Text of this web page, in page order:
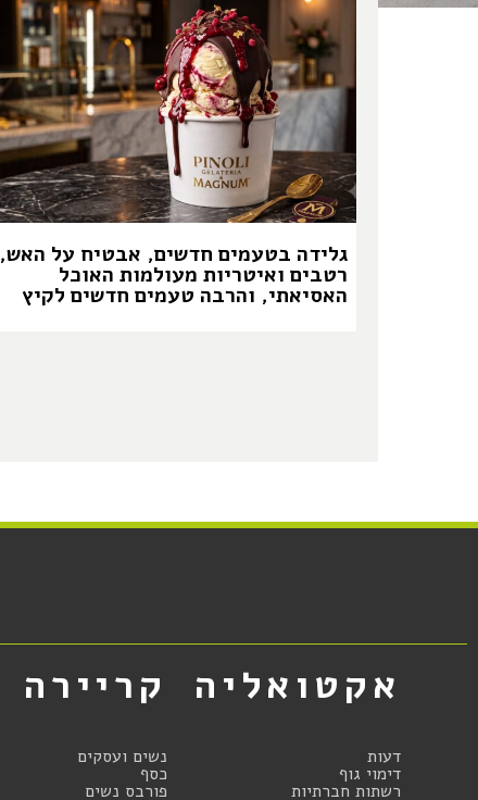
גלידה בטעמים חדשים, אבטיח על האש,
רטבים ואיטריות מעולמות האוכל
האסיאתי, והרבה טעמים חדשים לקיץ
אקטואליה
דעות
דימוי גוף
רשתות חברתיות
קריירה
נשים ועסקים
כסף
פורבס נשים